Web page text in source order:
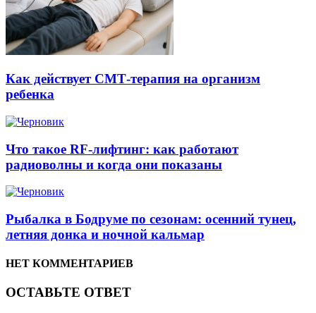
Как действует СМТ-терапия на организм
ребенка
Что такое RF-лифтинг: как работают
радиоволны и когда они показаны
Рыбалка в Бодруме по сезонам: осенний тунец,
летняя донка и ночной кальмар
НЕТ КОММЕНТАРИЕВ
ОСТАВЬТЕ ОТВЕТ